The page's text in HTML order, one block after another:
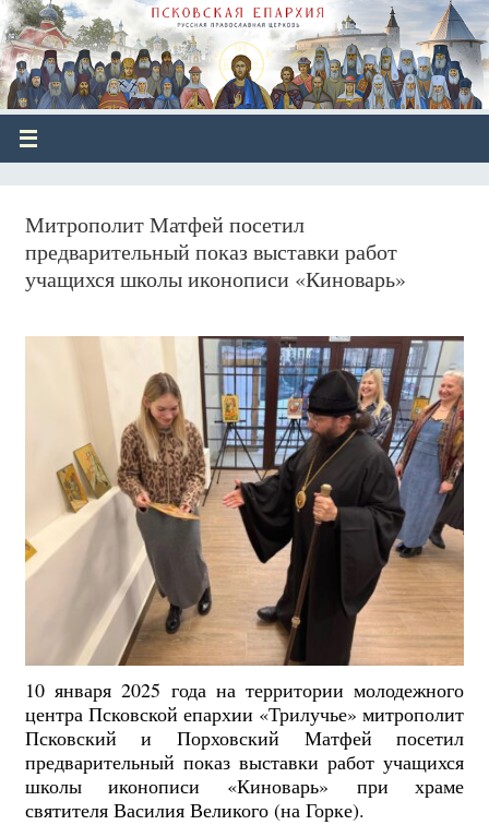
Митрополит Матфей посетил
предварительный показ выставки работ
учащихся школы иконописи «Киноварь»
10 января 2025 года на территории молодежного
центра Псковской епархии «Трилучье» митрополит
Псковский и Порховский Матфейпосетил
предварительный показ выставки работ учащихся
школы иконописи «Киноварь» при храме
святителя Василия Великого (на Горке).